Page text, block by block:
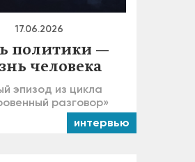
17.06.2026
политики —
человека
эпизод из цикла
разговор»
интервью